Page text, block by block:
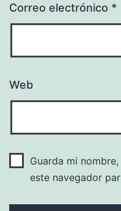
Correo electrónico *
Web
Guarda mi
este navegador